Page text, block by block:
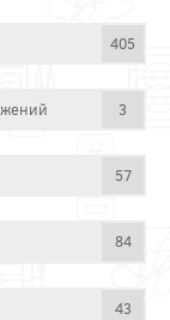
405
3
57
84
43